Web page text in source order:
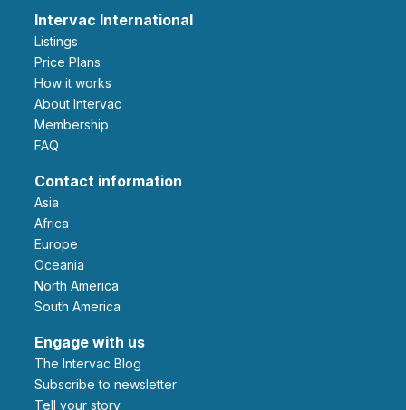
Intervac International
Listings
Price Plans
How it works
About Intervac
Membership
FAQ
Contact information
Asia
Africa
Europe
Oceania
North America
South America
Engage with us
The Intervac Blog
Subscribe to newsletter
Tell your story